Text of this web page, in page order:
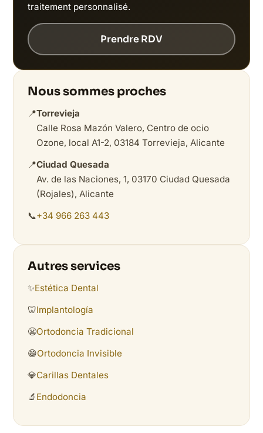
traitement personnalisé.
Prendre RDV
Nous sommes proches
📍Torrevieja
Calle Rosa Mazón Valero, Centro de ocio
Ozone, local A1-2, 03184 Torrevieja, Alicante
📍Ciudad Quesada
Av. de las Naciones, 1, 03170 Ciudad Quesada
(Rojales), Alicante
📞+34 966 263 443
Autres services
✨Estética Dental
🦷Implantología
😬Ortodoncia Tradicional
😁Ortodoncia Invisible
💎Carillas Dentales
🔬 Endodoncia